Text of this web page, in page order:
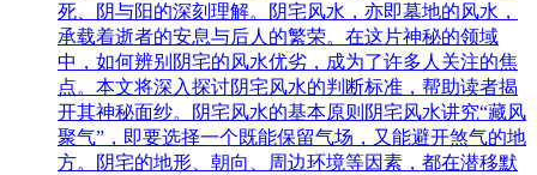
死、阴与阳的深刻理解。阴宅风水，亦即墓地的风水，
承载着逝者的安息与后人的繁荣。在这片神秘的领域
中，如何辨别阴宅的风水优劣，成为了许多人关注的焦
点。本文将深入探讨阴宅风水的判断标准，帮助读者揭
开其神秘面纱。阴宅风水的基本原则阴宅风水讲究“藏风
聚气”，即要选择一个既能保留气场，又能避开煞气的地
方。阴宅的地形、朝向、周边环境等因素，都在潜移默